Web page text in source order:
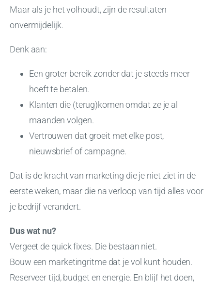
Maar als je het volhoudt, zijn de resultaten
onvermijdelijk.
Denk aan:
Een groter bereik zonder dat je steeds meer
hoeft te betalen.
Klanten die (terug)komen omdat ze je al
maanden volgen.
Vertrouwen dat groeit met elke post,
nieuwsbrief of campagne.
Dat is de kracht van marketing die je niet ziet in de
eerste weken, maar die na verloop van tijd alles voor
je bedrijf verandert.
Dus wat nu?
Vergeet de quick fixes. Die bestaan niet.
Bouw een marketingritme dat je vol kunt houden.
Reserveer tijd, budget en energie. En blijf het doen,